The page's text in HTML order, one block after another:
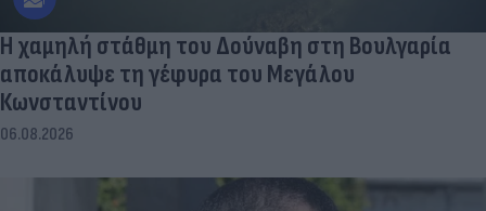
Η χαμηλή στάθμη του Δούναβη στη Βουλγαρία
αποκάλυψε τη γέφυρα του Μεγάλου
Κωνσταντίνου
06.08.2026